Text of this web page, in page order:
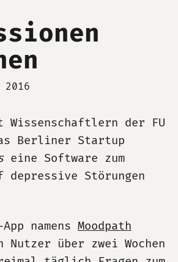
Wissenschaftlern der FU
Berliner Startup
eine Software zum
depressive Störungen
namens Moodpath
über zwei Wochen